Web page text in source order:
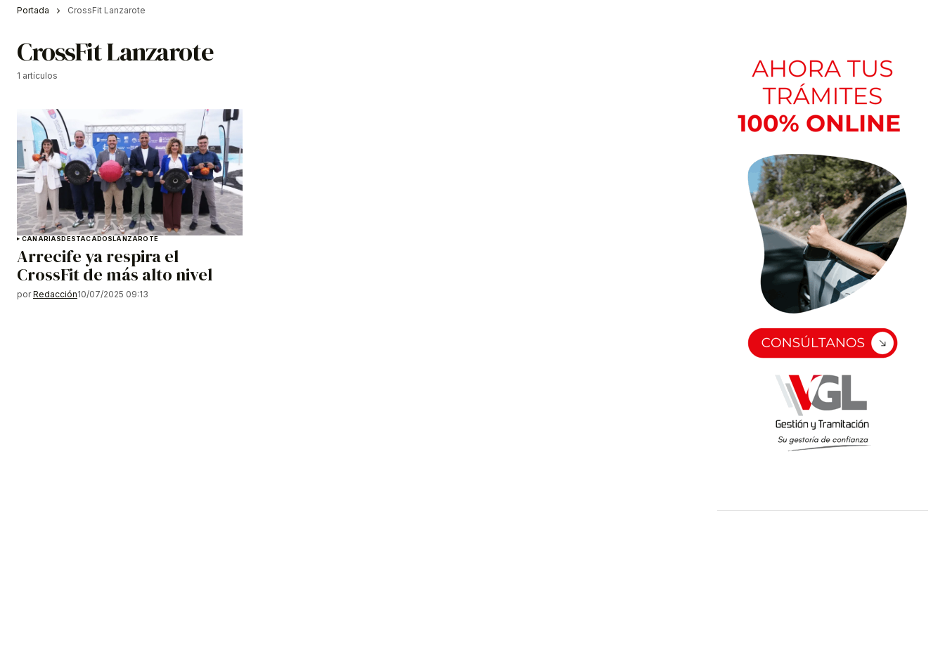
Portada CrossFit Lanzarote
CrossFit Lanzarote
1 artículos
CANARIASDESTACADOSLANZAROTE
Arrecife ya respira el
CrossFit de más alto nivel
por Redacción10/07/2025 09:13